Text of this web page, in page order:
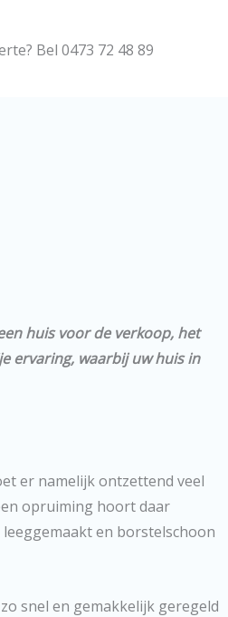
Bel 0473 72 48 89
huis voor de verkoop, het
ervaring, waarbij uw huis in
er namelijk ontzettend veel
opruiming hoort daar
en borstelschoon
snel en gemakkelijk geregeld